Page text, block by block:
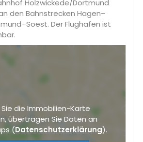
Holzwickede/Dortmund
den Bahnstrecken Hagen–
Der Flughafen ist
die Immobilien-Karte
übertragen Sie Daten an
(Datenschutzerklärung).